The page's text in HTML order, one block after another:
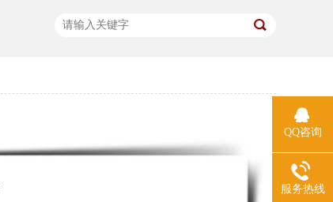
QQ咨询
服务热线